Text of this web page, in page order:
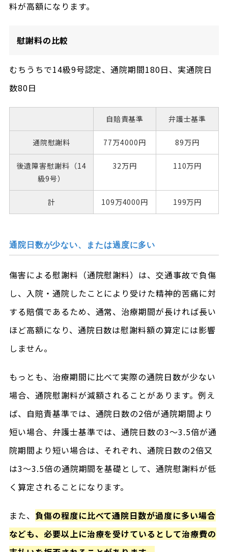
料が高額になります。
慰謝料の比較
むちうちで14級9号認定、通院期間180日、実通院日
数80日
自賠責基準 弁護士基準
通院慰謝料 77万4000円 89万円
後遺障害慰謝料（14
級9号）
32万円 110万円
計 109万4000円 199万円
通院日数が少ない、または過度に多い
傷害による慰謝料（通院慰謝料）は、交通事故で負傷
し、入院・通院したことにより受けた精神的苦痛に対
する賠償であるため、通常、治療期間が長ければ長い
ほど高額になり、通院日数は慰謝料額の算定には影響
しません。
もっとも、治療期間に比べて実際の通院日数が少ない
場合、通院慰謝料が減額されることがあります。例え
ば、自賠責基準では、通院日数の2倍が通院期間より
短い場合、弁護士基準では、通院日数の3～3.5倍が通
院期間より短い場合は、それぞれ、通院日数の2倍又
は3～3.5倍の通院期間を基礎として、通院慰謝料が低
く算定されることになります。
また、 負傷の程度に比べて通院日数が過度に多い場合
なども、必要以上に治療を受けているとして治療費の